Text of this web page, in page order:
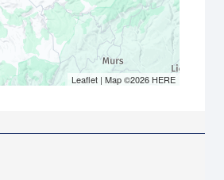
Leaflet| Map ©2026 HERE